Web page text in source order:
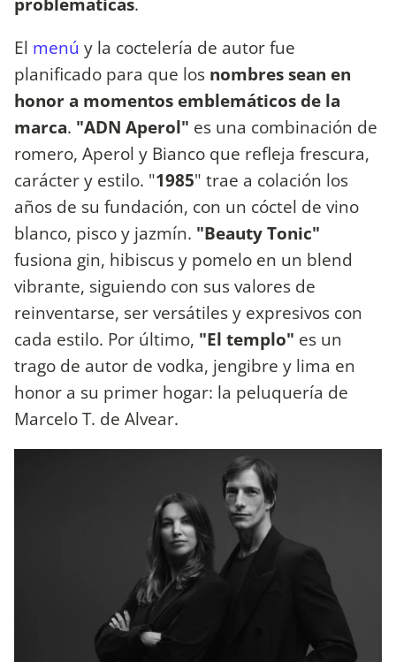
El menú y la coctelería de autor fue
planificado para que los nombres sean en
honor a momentos emblemáticos de la
marca. "ADN Aperol" es una combinación de
romero, Aperol y Bianco que refleja frescura,
carácter y estilo. "1985" trae a colación los
años de su fundación, con un cóctel de vino
blanco, pisco y jazmín. "Beauty Tonic"
fusiona gin, hibiscus y pomelo en un blend
vibrante, siguiendo con sus valores de
reinventarse, ser versátiles y expresivos con
cada estilo. Por último, "El templo" es un
trago de autor de vodka, jengibre y lima en
honor a su primer hogar: la peluquería de
Marcelo T. de Alvear.